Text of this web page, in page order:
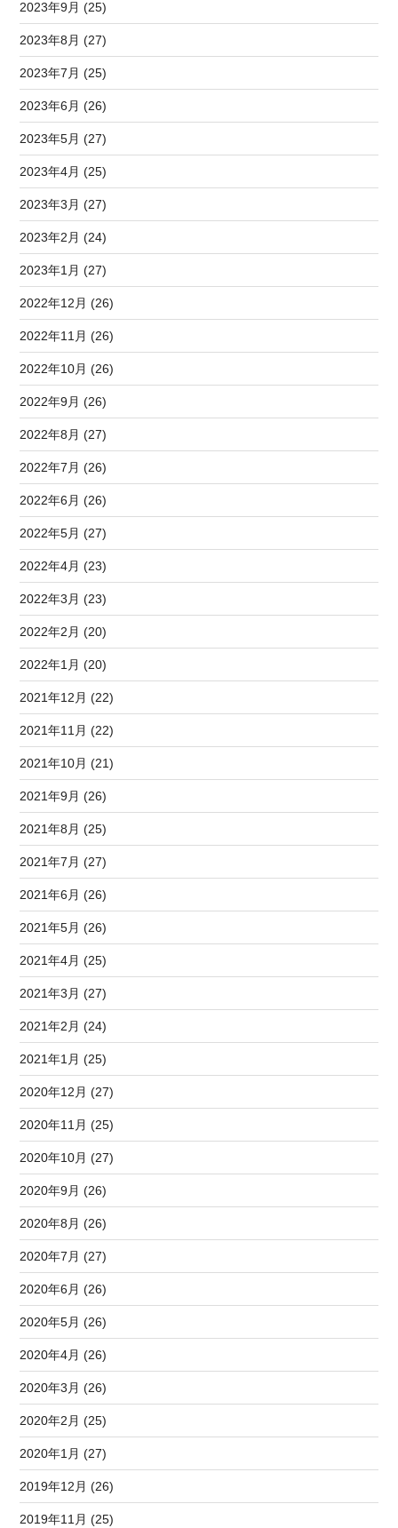
2023年9月 (25)
2023年8月 (27)
2023年7月 (25)
2023年6月 (26)
2023年5月 (27)
2023年4月 (25)
2023年3月 (27)
2023年2月 (24)
2023年1月 (27)
2022年12月 (26)
2022年11月 (26)
2022年10月 (26)
2022年9月 (26)
2022年8月 (27)
2022年7月 (26)
2022年6月 (26)
2022年5月 (27)
2022年4月 (23)
2022年3月 (23)
2022年2月 (20)
2022年1月 (20)
2021年12月 (22)
2021年11月 (22)
2021年10月 (21)
2021年9月 (26)
2021年8月 (25)
2021年7月 (27)
2021年6月 (26)
2021年5月 (26)
2021年4月 (25)
2021年3月 (27)
2021年2月 (24)
2021年1月 (25)
2020年12月 (27)
2020年11月 (25)
2020年10月 (27)
2020年9月 (26)
2020年8月 (26)
2020年7月 (27)
2020年6月 (26)
2020年5月 (26)
2020年4月 (26)
2020年3月 (26)
2020年2月 (25)
2020年1月 (27)
2019年12月 (26)
2019年11月 (25)